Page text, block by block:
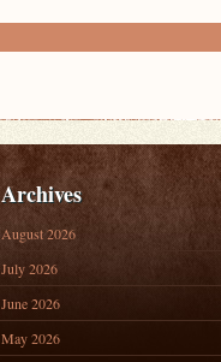
Archives
August 2026
July 2026
June 2026
May 2026